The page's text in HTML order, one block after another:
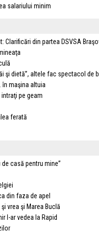
salariului minim
Clarificări din partea DSVSA
şi dietă”, altele fac spectacol de
în maşina altuia
pe geam
ferată
casă pentru mine”
din faza de apel
vrea şi Marea Buclă
l-ar vedea la Rapid